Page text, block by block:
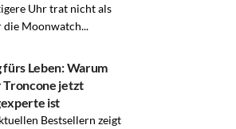
Uhr trat nicht als
die Moonwatch...
fürs Leben: Warum
Troncone jetzt
ist
Bestsellern zeigt